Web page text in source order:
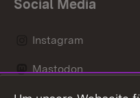
Social Media
Instagram
Mastodon